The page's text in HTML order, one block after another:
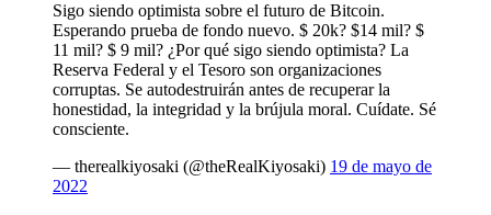
Sigo siendo optimista sobre el futuro de Bitcoin.
Esperando prueba de fondo nuevo. $ 20k? $14 mil? $
11 mil? $ 9 mil? ¿Por qué sigo siendo optimista? La
Reserva Federal y el Tesoro son organizaciones
corruptas. Se autodestruirán antes de recuperar la
honestidad, la integridad y la brújula moral. Cuídate. Sé
consciente.
— therealkiyosaki (@theRealKiyosaki) 19 de mayo de
2022